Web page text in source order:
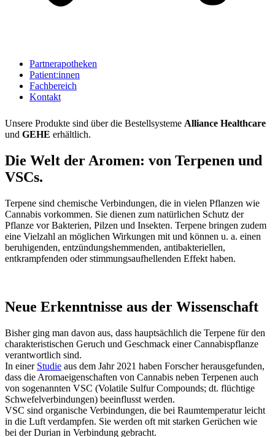
Partnerapotheken
Patient:innen
Fachbereich
Kontakt
Unsere Produkte sind über die Bestellsysteme Alliance Healthcare
und GEHE erhältlich.
Die Welt der Aromen: von Terpenen und
VSCs.
Terpene sind chemische Verbindungen, die in vielen Pflanzen wie
Cannabis vorkommen. Sie dienen zum natürlichen Schutz der
Pflanze vor Bakterien, Pilzen und Insekten. Terpene bringen zudem
eine Vielzahl an möglichen Wirkungen mit und können u. a. einen
beruhigenden, entzündungshemmenden, antibakteriellen,
entkrampfenden oder stimmungsaufhellenden Effekt haben.
Neue Erkenntnisse aus der Wissenschaft
Bisher ging man davon aus, dass hauptsächlich die Terpene für den
charakteristischen Geruch und Geschmack einer Cannabispflanze
verantwortlich sind.
In einer Studie aus dem Jahr 2021 haben Forscher herausgefunden,
dass die Aromaeigenschaften von Cannabis neben Terpenen auch
von sogenannten VSC (Volatile Sulfur Compounds; dt. flüchtige
Schwefelverbindungen) beeinflusst werden.
VSC sind organische Verbindungen, die bei Raumtemperatur leicht
in die Luft verdampfen. Sie werden oft mit starken Gerüchen wie
bei der Durian in Verbindung gebracht.